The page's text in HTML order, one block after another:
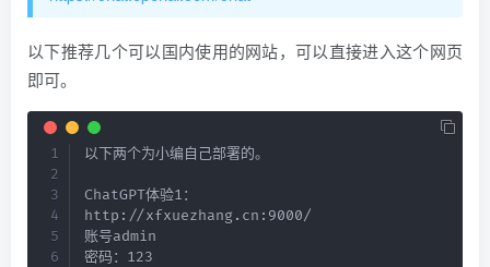
以下推荐几个可以国内使用的网站，可以直接进入这个网页
即可。
以下两个为小编自己部署的。
ChatGPT体验1：
http://xfxuezhang.cn:9000/
账号admin
密码：123